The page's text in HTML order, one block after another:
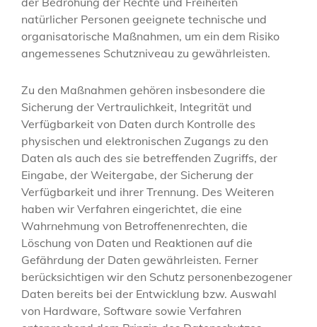
natürlicher Personen geeignete technische und
organisatorische Maßnahmen, um ein dem Risiko
angemessenes Schutzniveau zu gewährleisten.
Zu den Maßnahmen gehören insbesondere die
Sicherung der Vertraulichkeit, Integrität und
Verfügbarkeit von Daten durch Kontrolle des
physischen und elektronischen Zugangs zu den
Daten als auch des sie betreffenden Zugriffs, der
Eingabe, der Weitergabe, der Sicherung der
Verfügbarkeit und ihrer Trennung. Des Weiteren
haben wir Verfahren eingerichtet, die eine
Wahrnehmung von Betroffenenrechten, die
Löschung von Daten und Reaktionen auf die
Gefährdung der Daten gewährleisten. Ferner
berücksichtigen wir den Schutz personenbezogener
Daten bereits bei der Entwicklung bzw. Auswahl
von Hardware, Software sowie Verfahren